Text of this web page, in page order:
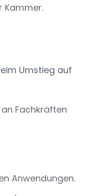
Kammer.
Umstieg auf
Fachkräften
Anwendungen.